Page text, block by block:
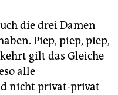
die drei Damen
Piep, piep, piep,
gilt das Gleiche
alle
nicht privat-privat